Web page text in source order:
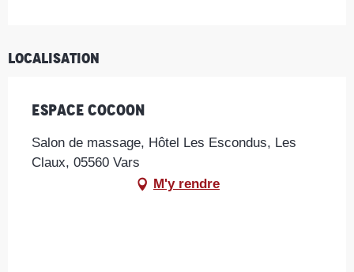
Localisation
Espace Cocoon
Salon de massage, Hôtel Les Escondus, Les
Claux, 05560 Vars
M'y rendre